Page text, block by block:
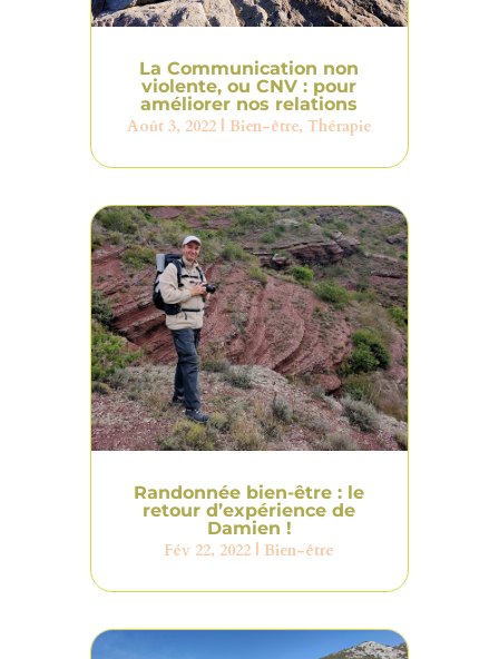
La Communication non
violente, ou CNV : pour
améliorer nos relations
Août 3, 2022| Bien-être, Thérapie
Randonnée bien-être : le
retour d’expérience de
Damien !
Fév 22, 2022 |Bien-être